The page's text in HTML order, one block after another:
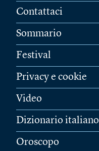
Contattaci
Sommario
Festival
Privacy e cookie
Video
Dizionario italiano
Oroscopo